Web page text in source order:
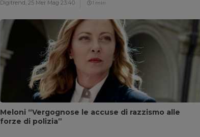
Digitrend, 25 Mer Mag 23:40 1 min
Meloni “Vergognose le accuse di razzismo alle
forze di polizia”